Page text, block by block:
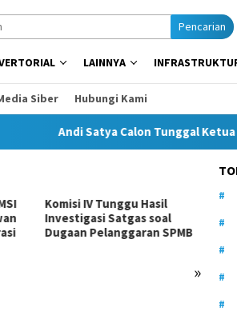
Pencarian
LAINNYA
Siber Hubungi Kami
Andi Satya Calon Tunggal Ketua
»
Komisi IV Tunggu Hasil
Investigasi Satgas soal
Dugaan Pelanggaran SPMB